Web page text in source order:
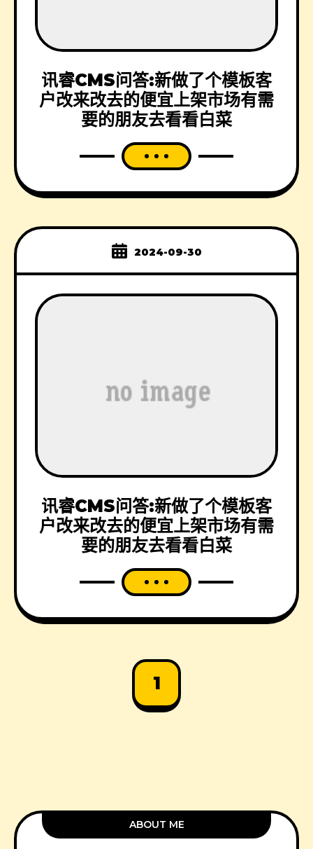
讯睿CMS问答:新做了个模板客
户改来改去的便宜上架市场有需
要的朋友去看看白菜
2024-09-30
讯睿CMS问答:新做了个模板客
户改来改去的便宜上架市场有需
要的朋友去看看白菜
1
ABOUT ME